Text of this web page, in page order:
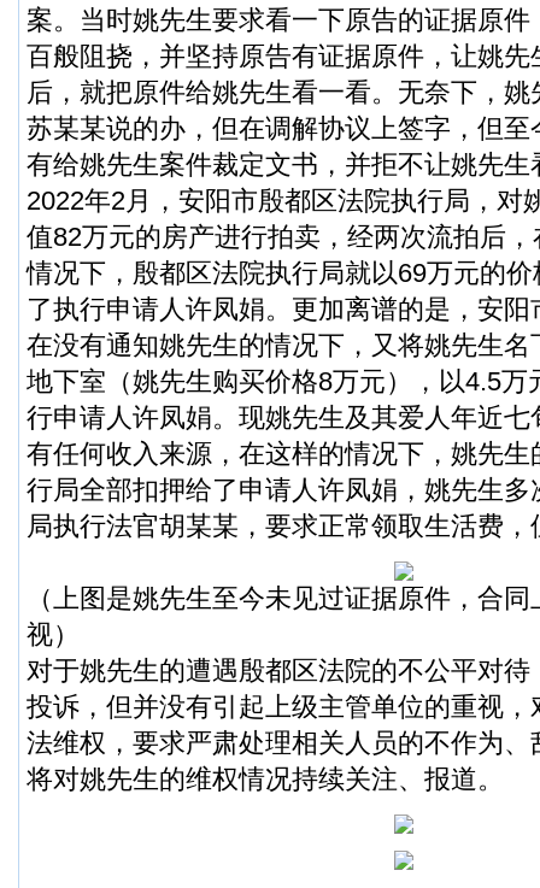
案。当时姚先生要求看一下原告的证据原
百般阻挠，并坚持原告有证据原件，让姚
后，就把原件给姚先生看一看。无奈下，
苏某某说的办，但在调解协议上签字，但
有给姚先生案件裁定文书，并拒不让姚先
2022年2月，安阳市殷都区法院执行局，对
值82万元的房产进行拍卖，经两次流拍后
情况下，殷都区法院执行局就以69万元的
了执行申请人许凤娟。更加离谱的是，安
在没有通知姚先生的情况下，又将姚先生
地下室（姚先生购买价格8万元），以4.5万
行申请人许凤娟。现姚先生及其爱人年近
有任何收入来源，在这样的情况下，姚先
行局全部扣押给了申请人许凤娟，姚先生
局执行法官胡某某，要求正常领取生活费，
（上图是姚先生至今未见过证据原件，合
视）
对于姚先生的遭遇殷都区法院的不公平对
投诉，但并没有引起上级主管单位的重视
法维权，要求严肃处理相关人员的不作为
将对姚先生的维权情况持续关注、报道。